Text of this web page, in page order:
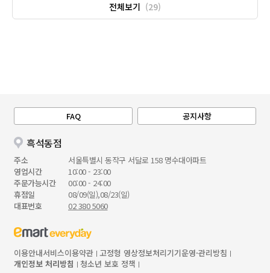
전체보기 (29)
FAQ 공지사항
흑석동점
주소
서울특별시 동작구 서달로 158 명수대아파트
영업시간
10:00 - 23:00
주문가능시간
00:00 - 24:00
휴점일
08/09(일),08/23(일)
대표번호
02 380 5060
이용안내서비스이용약관 고정형 영상정보처리기기운영·관리방침
개인정보 처리방침
청소년 보호 정책